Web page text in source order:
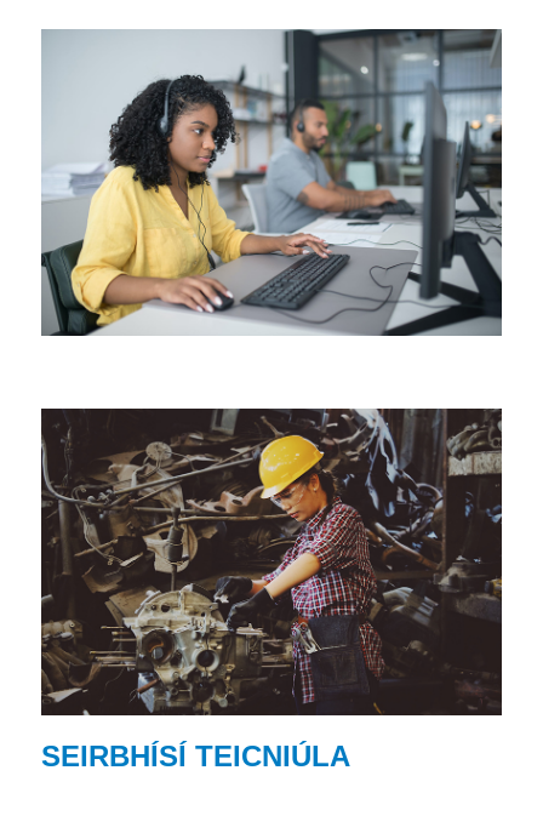
SEIRBHÍSÍ TEICNIÚLA